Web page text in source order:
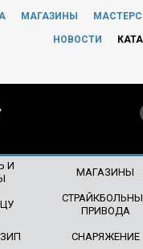
МАГАЗИНЫ
НОВОСТИ
И
МАГАЗИНЫ
ПРИВОДА
СНАРЯЖЕНИЕ